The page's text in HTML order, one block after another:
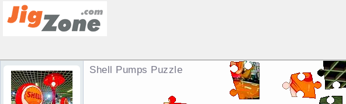
Shell Pumps Puzzle